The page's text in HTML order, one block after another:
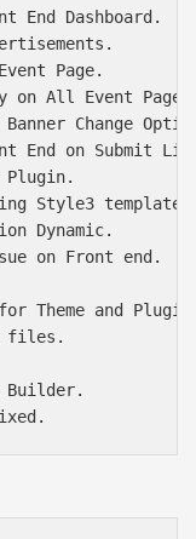
End Dashboard.
Page.
on All Event Page.
Change
End on Submit
Plugin.
Style3 template.
Dynamic.
on Front end.
Theme and
files.
Builder.